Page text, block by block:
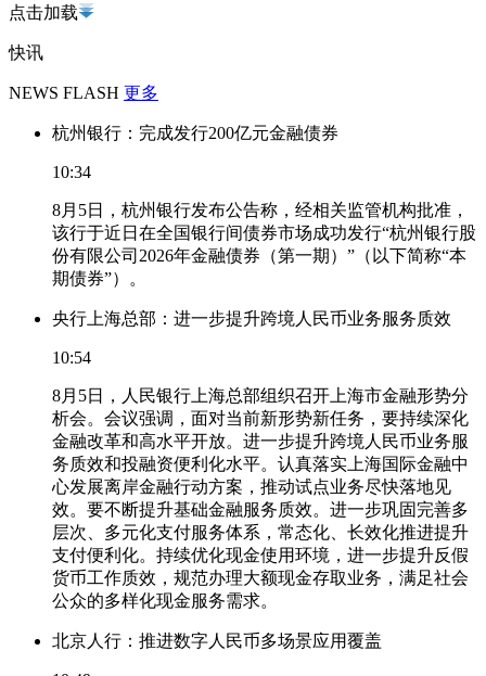
点击加载
快讯
NEWS FLASH 更多
杭州银行：完成发行200亿元金融债券
10:34
8月5日，杭州银行发布公告称，经相关监管机构批准，
该行于近日在全国银行间债券市场成功发行“杭州银行股
份有限公司2026年金融债券（第一期）”（以下简称“本
期债券”）。
央行上海总部：进一步提升跨境人民币业务服务质效
10:54
8月5日，人民银行上海总部组织召开上海市金融形势分
析会。会议强调，面对当前新形势新任务，要持续深化
金融改革和高水平开放。进一步提升跨境人民币业务服
务质效和投融资便利化水平。认真落实上海国际金融中
心发展离岸金融行动方案，推动试点业务尽快落地见
效。要不断提升基础金融服务质效。进一步巩固完善多
层次、多元化支付服务体系，常态化、长效化推进提升
支付便利化。持续优化现金使用环境，进一步提升反假
货币工作质效，规范办理大额现金存取业务，满足社会
公众的多样化现金服务需求。
北京人行：推进数字人民币多场景应用覆盖